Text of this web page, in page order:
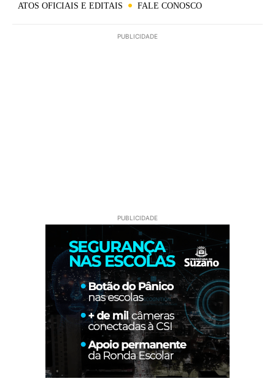
ATOS OFICIAIS E EDITAIS
FALE CONOSCO
PUBLICIDADE
PUBLICIDADE